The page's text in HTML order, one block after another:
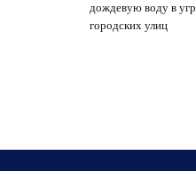
дождевую воду в
городских улиц